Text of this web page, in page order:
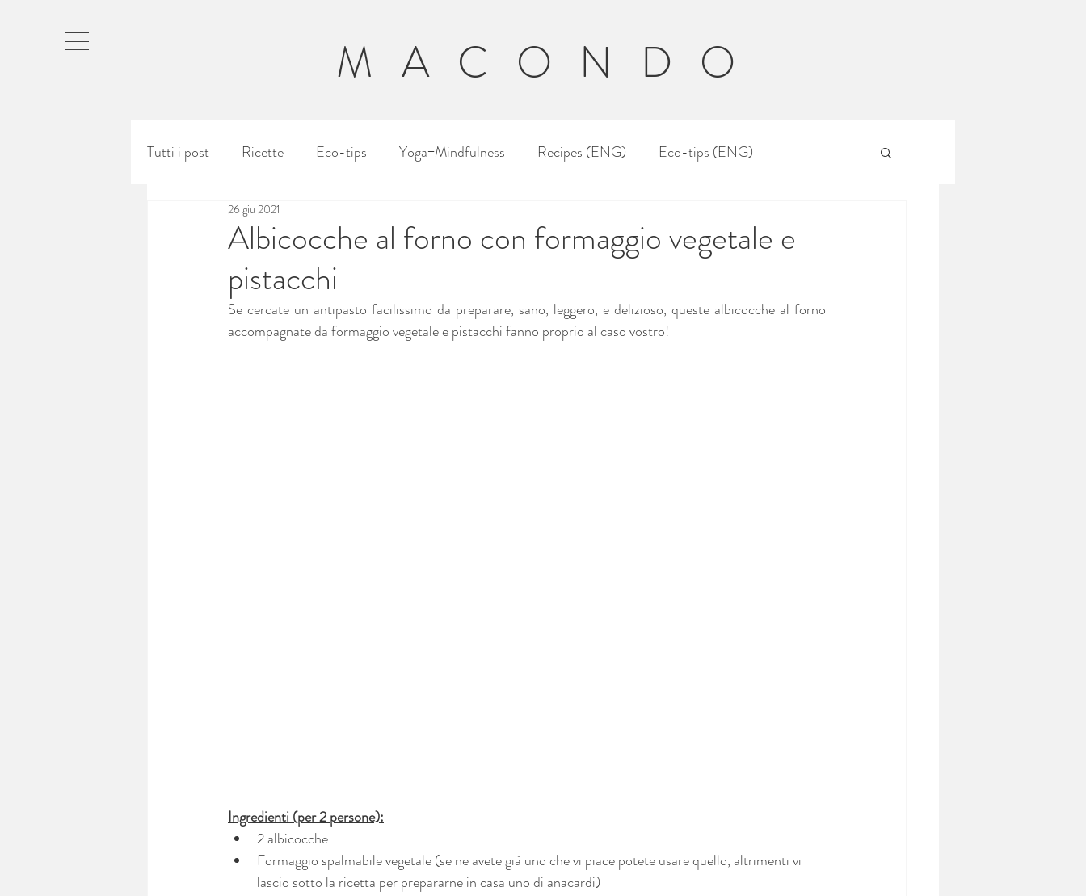
MACONDO
Tutti i post Ricette Eco-tips Yoga+Mindfulness Recipes (ENG) Eco-tips (ENG)
Yoga+Mindfulness (ENG)
Albicocche al forno con formaggio vegetale e
pistacchi
26 giu 2021
Se cercate un antipasto facilissimo da preparare, sano, leggero, e delizioso, queste albicocche al forno
accompagnate da formaggio vegetale e pistacchi fanno proprio al caso vostro!
Ingredienti (per 2 persone):
2 albicocche
Formaggio spalmabile vegetale (se ne avete già uno che vi piace potete usare quello, altrimenti vi
lascio sotto la ricetta per prepararne in casa uno di anacardi)